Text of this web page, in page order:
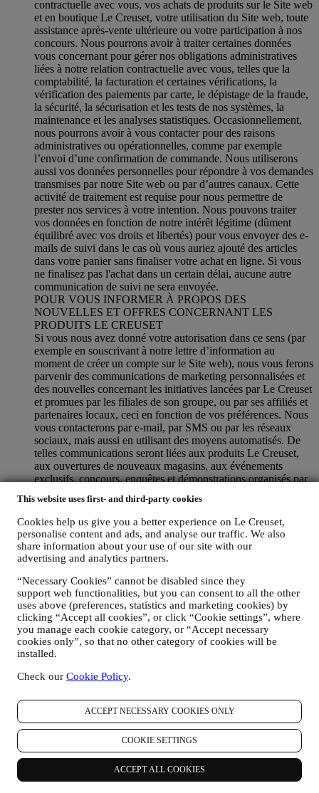
This website uses first- and third-party cookies
Cookies help us give you a better experience on Le Creuset,
personalise content and ads, and analyse our traffic. We also
share information about your use of our site with our
advertising and analytics partners.
“Necessary Cookies” cannot be disabled since they
support web functionalities, but you can consent to all the other
uses above (preferences, statistics and marketing cookies) by
clicking “Accept all cookies”, or click “Cookie settings”, where
you manage each cookie category, or “Accept necessary
cookies only”, so that no other category of cookies will be
installed.
Check our Cookie Policy.
ACCEPT NECESSARY COOKIES ONLY
COOKIE SETTINGS
ACCEPT ALL COOKIES
contractuelle avec vous, vos achats de produits sur le Site web
et en boutique Le Creuset, votre utilisation du Site web, toute
assistance après-vente ultérieure ou votre participation à nos
concours. Nous pourrons avoir à traiter certaines données
vous concernant pour gérer nos obligations administratives
liées à notre relation contractuelle avec vous, telles que la
comptabilité, la facturation et certaines vérifications, la
vérification des paiements par carte, le dépistage de la fraude,
la sécurité, la sécurisation et les tests de nos systèmes, la
maintenance et les analyses statistiques. Occasionnellement,
nous pourrons avoir à vous contacter pour des raisons
administratives ou opérationnelles, comme par exemple
l’envoi d’une confirmation de commande. Nous utiliserons
aussi vos données personnelles pour répondre à vos demandes
transmises par notre Site web ou par d’autres canaux. Cette
activité de traitement est requise pour nous permettre de
prester nos services à votre intention. Nous pouvons traiter
vos données en fonction de notre intérêt légitime (dûment
équilibré avec vos droits et libertés) pour vous envoyer des e-
mails de suivi dans le cas où vous auriez ajouté des articles
dans votre panier sans finaliser votre achat en ligne. Si vous
ne finalisez pas l'achat dans un certain délai, aucune autre
communication de suivi ne sera envoyée.
POUR VOUS INFORMER À PROPOS DES
NOUVELLES ET OFFRES CONCERNANT LES
PRODUITS LE CREUSET
Si vous nous avez donné votre autorisation dans ce sens (par
exemple en souscrivant à notre lettre d’information au
moment de créer un compte sur le Site web), nous vous ferons
parvenir des communications de marketing personnalisées et
des nouvelles concernant les initiatives lancées par Le Creuset
et promues par les filiales de son groupe, ou par ses affiliés et
partenaires locaux, ceci en fonction de vos préférences. Nous
vous contacterons par e-mail, par SMS ou par les réseaux
sociaux, mais aussi en utilisant des moyens automatisés. De
telles communications seront liées aux produits Le Creuset,
aux ouvertures de nouveaux magasins, aux événements
exclusifs, concours, enquêtes et démonstrations organisés par
intéresser. Ces communications pourront être sélectionnées ou
rédigées spécialement à votre intention, sur base de données
vous concernant, telles que votre situation géographique,
l’historique de vos achats ou vos préférences en ce qui
concerne nos produits. Nous utiliserons ces données pour
personnaliser nos communications afin de les rendre plus
pertinentes et intéressantes. Il n’y aura aucun autre effet. Nous
collectons aussi des données statistiques concernant
l’ouverture des e-mails et les clics, utilisant à cet effet des
technologies industrielles standard pour nous aider dans le
monitoring de nos lettres d’information. Ce traitement est basé
sur votre consentement à recevoir nos communications de
marketing personnalisées. Ce choix de participation peut être
exercé lors de la collecte des informations personnelles, en
Désabonnement :
Vous pouvez cesser de recevoir nos communications
marketing à tout moment, gratuitement, en utilisant les
exemple, pour vous désinscrire de la newsletter, vous pouvez
cliquer sur le lien de désinscription figurant au bas de chaque